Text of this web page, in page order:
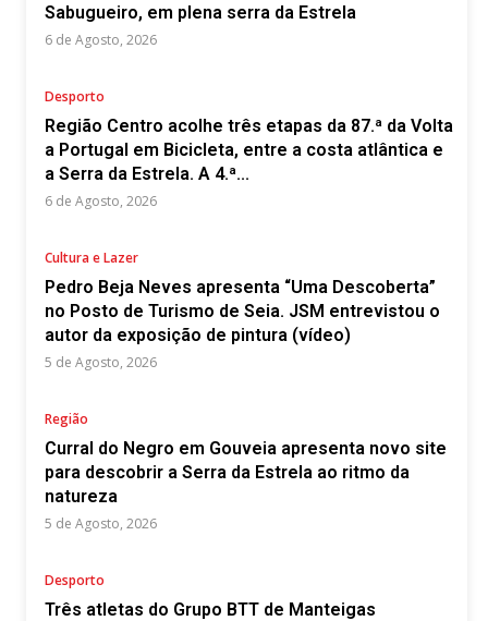
Sabugueiro, em plena serra da Estrela
6 de Agosto, 2026
Desporto
Região Centro acolhe três etapas da 87.ª da Volta
a Portugal em Bicicleta, entre a costa atlântica e
a Serra da Estrela. A 4.ª...
6 de Agosto, 2026
Cultura e Lazer
Pedro Beja Neves apresenta “Uma Descoberta”
no Posto de Turismo de Seia. JSM entrevistou o
autor da exposição de pintura (vídeo)
5 de Agosto, 2026
Região
Curral do Negro em Gouveia apresenta novo site
para descobrir a Serra da Estrela ao ritmo da
natureza
5 de Agosto, 2026
Desporto
Três atletas do Grupo BTT de Manteigas